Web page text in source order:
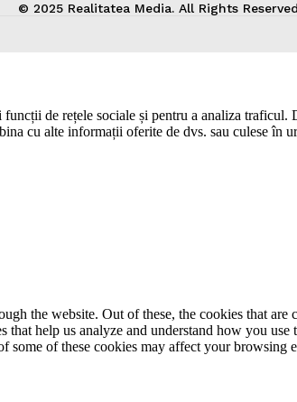
© 2025 Realitatea Media. All Rights
de rețele sociale și pentru a analiza traficul.
cu alte informații oferite de dvs. sau culese în
the website. Out of these, the cookies that are
help us analyze and understand how you
some of these cookies may affect your browsing